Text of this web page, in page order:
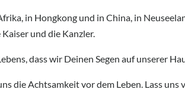
in Hongkong und in China, in
und die Kanzler.
dass wir Deinen Segen auf unserer
die Achtsamkeit vor dem Leben. Lass